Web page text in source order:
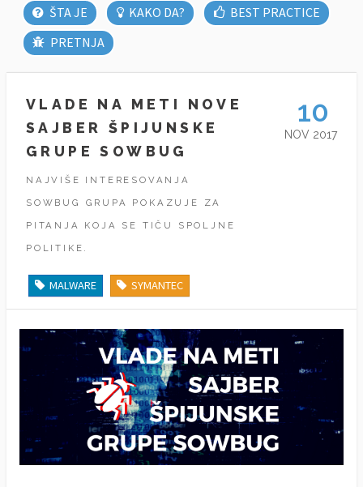
ŠTA JE KAKO DA?
BEST PRACTICE
PRETNJA
VLADE NA METI NOVE
SAJBER ŠPIJUNSKE
GRUPE SOWBUG
NAJVIŠE INTERESOVANJA
SOWBUG GRUPA POKAZUJE ZA
PITANJA KOJA SE TIČU SPOLJNE
POLITIKE.
MALWARE SYMANTEC
10
NOV 2017